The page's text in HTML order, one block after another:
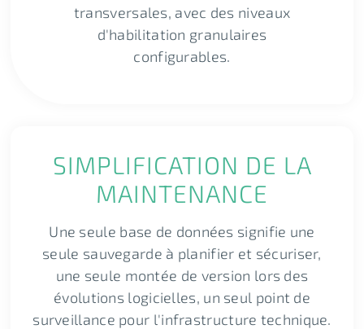
transversales, avec des niveaux
d'habilitation granulaires
configurables.
SIMPLIFICATION DE LA
MAINTENANCE
Une seule base de données signifie une
seule sauvegarde à planifier et sécuriser,
une seule montée de version lors des
évolutions logicielles, un seul point de
surveillance pour l'infrastructure technique.